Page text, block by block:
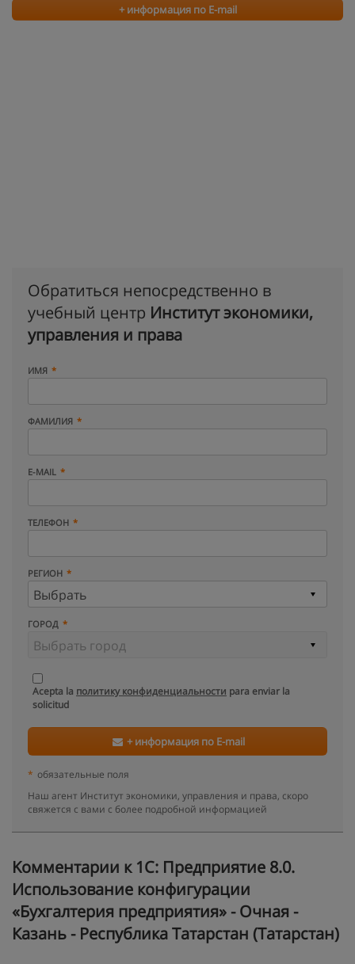
+ информация по E-mail
Обратиться непосредственно в
учебный центр Институт экономики,
управления и права
ИМЯ
ФАМИЛИЯ
E-MAIL
ТЕЛЕФОН
РЕГИОН
ГОРОД
Acepta la политику конфиденциальности para enviar la
solicitud
+ информация по E-mail
* обязательные поля
Наш агент Институт экономики, управления и права, скоро
свяжется с вами с более подробной информацией
Kомментарии к 1C: Предприятие 8.0.
Использование конфигурации
«Бухгалтерия предприятия» - Очная -
Казань - Республика Татарстан (Татарстан)